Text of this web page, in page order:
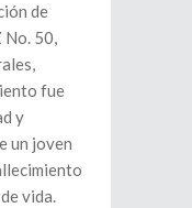
de
No. 50,
fue
y
un joven
vida.